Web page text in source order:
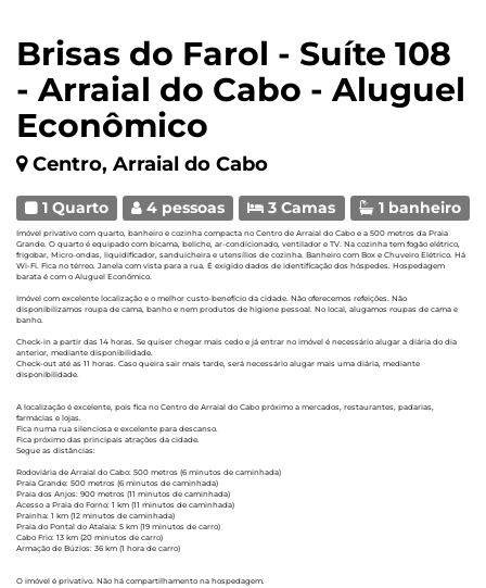
Brisas do Farol - Suíte 108
- Arraial do Cabo - Aluguel
Econômico
Centro, Arraial do Cabo
1 Quarto 4 pessoas 3 Camas 1 banheiro
Imóvel privativo com quarto, banheiro e cozinha compacta no Centro de Arraial do Cabo e a 500 metros da Praia
Grande. O quarto é equipado com bicama, beliche, ar-condicionado, ventilador e TV. Na cozinha tem fogão elétrico,
frigobar, Micro-ondas, liquidificador, sanduicheira e utensílios de cozinha. Banheiro com Box e Chuveiro Elétrico. Há
Wi-Fi. Fica no térreo. Janela com vista para a rua. É exigido dados de identificação dos hóspedes. Hospedagem
barata é com o Aluguel Econômico.
Imóvel com excelente localização e o melhor custo-benefício da cidade. Não oferecemos refeições. Não
disponibilizamos roupa de cama, banho e nem produtos de higiene pessoal. No local, alugamos roupas de cama e
banho.
Check-in a partir das 14 horas. Se quiser chegar mais cedo e já entrar no imóvel é necessário alugar a diária do dia
anterior, mediante disponibilidade.
Check-out até as 11 horas. Caso queira sair mais tarde, será necessário alugar mais uma diária, mediante
disponibilidade.
A localização é excelente, pois fica no Centro de Arraial do Cabo próximo a mercados, restaurantes, padarias,
farmácias e lojas.
Fica numa rua silenciosa e excelente para descanso.
Fica próximo das principais atrações da cidade.
Segue as distâncias:
Rodoviária de Arraial do Cabo: 500 metros (6 minutos de caminhada)
Praia Grande: 500 metros (6 minutos de caminhada)
Praia dos Anjos: 900 metros (11 minutos de caminhada)
Acesso a Praia do Forno: 1 km (11 minutos de caminhada)
Prainha: 1 km (12 minutos de caminhada)
Praia do Pontal do Atalaia: 5 km (19 minutos de carro)
Cabo Frio: 13 km (20 minutos de carro)
Armação de Búzios: 36 km (1 hora de carro)
O imóvel é privativo. Não há compartilhamento na hospedagem.